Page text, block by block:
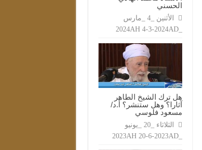
الحسني
الأثنين _4 _مارس
_2024AH 4-3-2024AD
هل ترك الشيخ الطاهر
آثارا؟ وهل ستنشر؟ أ.د/
مسعود فلوسي
الثلاثاء _20 _يونيو
_2023AH 20-6-2023AD